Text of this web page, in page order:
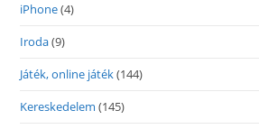
iPhone(4)
Iroda(9)
Játék, online játék(144)
Kereskedelem (145)